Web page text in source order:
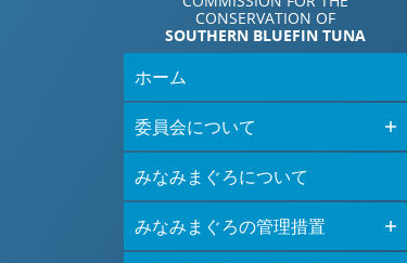
CONSERVATION OF
SOUTHERN BLUEFIN TUNA
ホーム
委員会について
みなみまぐろについて
みなみまぐろの管理措置